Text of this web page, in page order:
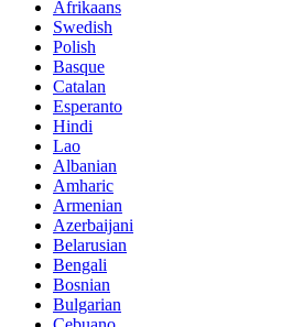
Afrikaans
Swedish
Polish
Basque
Catalan
Esperanto
Hindi
Lao
Albanian
Amharic
Armenian
Azerbaijani
Belarusian
Bengali
Bosnian
Bulgarian